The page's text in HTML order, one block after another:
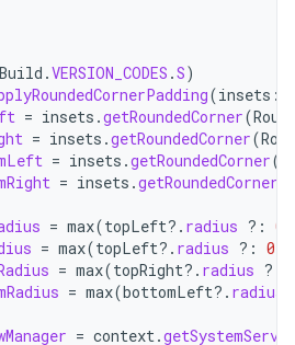
Build .VERSION_CODES .S)
(insets :
= insets .getRoundedCorner(
= insets .getRoundedCorner(
= insets .getRoundedCorner(
= insets .getRoundedCorner
= max(topLeft?. radius ?: 0
= max(topLeft?. radius ?: 0
= max(topRight?. radius ?:
= max(bottomLeft?. radius
= context.